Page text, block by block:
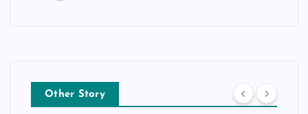
Other Story